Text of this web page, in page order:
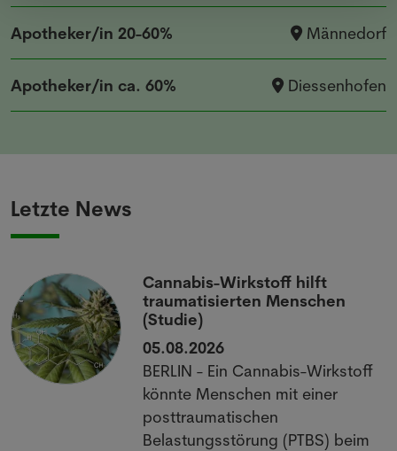
Apotheker/in 20-60% Männedorf
Apotheker/in ca. 60% Diessenhofen
Letzte News
Cannabis-Wirkstoff hilft
traumatisierten Menschen
(Studie)
05.08.2026
BERLIN - Ein Cannabis-Wirkstoff
könnte Menschen mit einer
posttraumatischen
Belastungsstörung (PTBS) beim